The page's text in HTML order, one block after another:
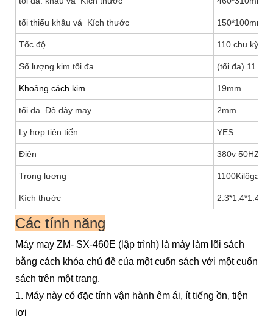
tối thiểu khâu vá Kích thước 150*100mm
Tốc độ 110 chu kỳ/
Số lượng kim tối đa (tối đa) 11
Khoảng cách kim 19mm
tối đa. Độ dày may 2mm
Ly hợp tiên tiến YES
Điện 380v 50HZ
Trọng lượng 1100Kilôgam
Kích thước 2.3*1.4*1.4tôi
Các tính năng
Máy may ZM- SX-460E (lập trình) là máy làm lõi sách
bằng cách khóa chủ đề của một cuốn sách với một cuốn
sách trên một trang.
1. Máy này có đặc tính vận hành êm ái, ít tiếng ồn, tiện
lợi